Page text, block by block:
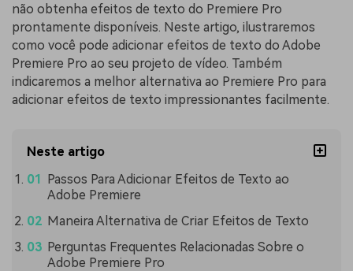
não obtenha efeitos de texto do Premiere Pro
prontamente disponíveis. Neste artigo, ilustraremos
como você pode adicionar efeitos de texto do Adobe
Premiere Pro ao seu projeto de vídeo. Também
indicaremos a melhor alternativa ao Premiere Pro para
adicionar efeitos de texto impressionantes facilmente.
Neste artigo
Passos Para Adicionar Efeitos de Texto ao
Adobe Premiere
Maneira Alternativa de Criar Efeitos de Texto
Perguntas Frequentes Relacionadas Sobre o
Adobe Premiere Pro